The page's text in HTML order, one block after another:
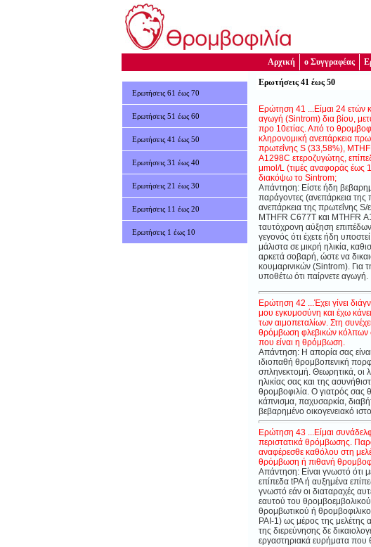
Αρχική ο Συγγραφέας
Ερωτήσεις 61 έως 70
Ερωτήσεις 51 έως 60
Ερωτήσεις 41 έως 50
Eρωτήσεις 31 έως 40
Eρωτήσεις 21 έως 30
Ερωτήσεις 11 έως 20
Eρωτήσεις 1 έως 10
Ερωτήσεις 41 έως 50
Ερώτηση 41 ...Είμαι 24 ετών
αγωγή (Sintrom) δια βίου,
προ 10ετίας. Από το
κληρονομική ανεπάρκεια
πρωτεΐνης S (33,58%),
Α1298C ετεροζυγώτης,
μmol /L (τιμές αναφοράς έως
διακόψω το Sintrom;
Απάντηση: Είστε ήδη
παράγοντες (ανεπάρκεια της
ανεπάρκεια της πρωτεΐνης S/
MTHFR C677Τ και MTHFR
ταυτόχρονη αύξηση
γεγονός ότι έχετε ήδη
μάλιστα σε μικρή ηλικία,
αρκετά σοβαρή, ώστε να
κουμαρινικών (Sintrom). Για
υποθέτω ότι παίρνετε αγωγή.
Ερώτηση 42 ...Έχει γίνει
μου εγκυμοσύνη και έχω
των αιμοπεταλίων. Στη
θρόμβωση φλεβικών κόλπων
που είναι η θρόμβωση.
Απάντηση: Η απορία σας
ιδιοπαθή θρομβοπενική
σπληνεκτομή. Θεωρητικά, οι
ηλικίας σας και της
θρομβοφιλία. Ο γιατρός σας
κάπνισμα, παχυσαρκία,
βεβαρημένο οικογενειακό
Ερώτηση 43 ...Είμαι
περιστατικά θρόμβωσης.
αναφέρεσθε καθόλου στη
θρόμβωση ή πιθανή
Απάντηση: Είναι γνωστό ότι
επίπεδα tPA ή αυξημένα
γνωστό εάν οι διαταραχές
εαυτού του
θρομβωτικού ή
PAI-1) ως μέρος της
της διερεύνησης δε
εργαστηριακά ευρήματα